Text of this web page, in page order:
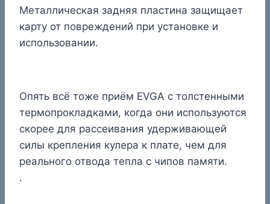
Металлическая задняя пластина защищает
карту от повреждений при установке и
использовании.
Опять всё тоже приём EVGA с толстенными
термопрокладками, когда они используются
скорее для рассеивания удерживающей
силы крепления кулера к плате, чем для
реального отвода тепла с чипов памяти.
.